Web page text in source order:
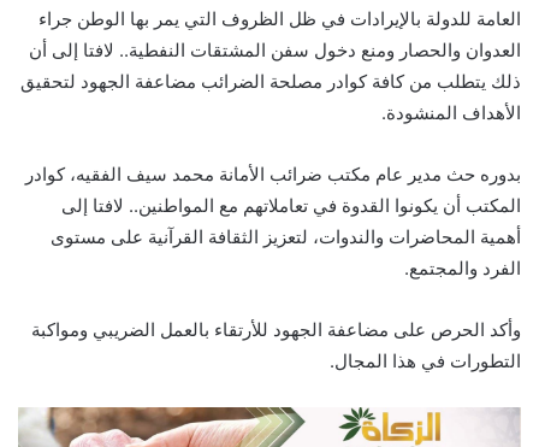
العامة للدولة بالإيرادات في ظل الظروف التي يمر بها الوطن جراء
العدوان والحصار ومنع دخول سفن المشتقات النفطية.. لافتا إلى أن
ذلك يتطلب من كافة كوادر مصلحة الضرائب مضاعفة الجهود لتحقيق
الأهداف المنشودة.
بدوره حث مدير عام مكتب ضرائب الأمانة محمد سيف الفقيه، كوادر
المكتب أن يكونوا القدوة في تعاملاتهم مع المواطنين.. لافتا إلى
أهمية المحاضرات والندوات، لتعزيز الثقافة القرآنية على مستوى
الفرد والمجتمع.
وأكد الحرص على مضاعفة الجهود للأرتقاء بالعمل الضريبي ومواكبة
التطورات في هذا المجال.